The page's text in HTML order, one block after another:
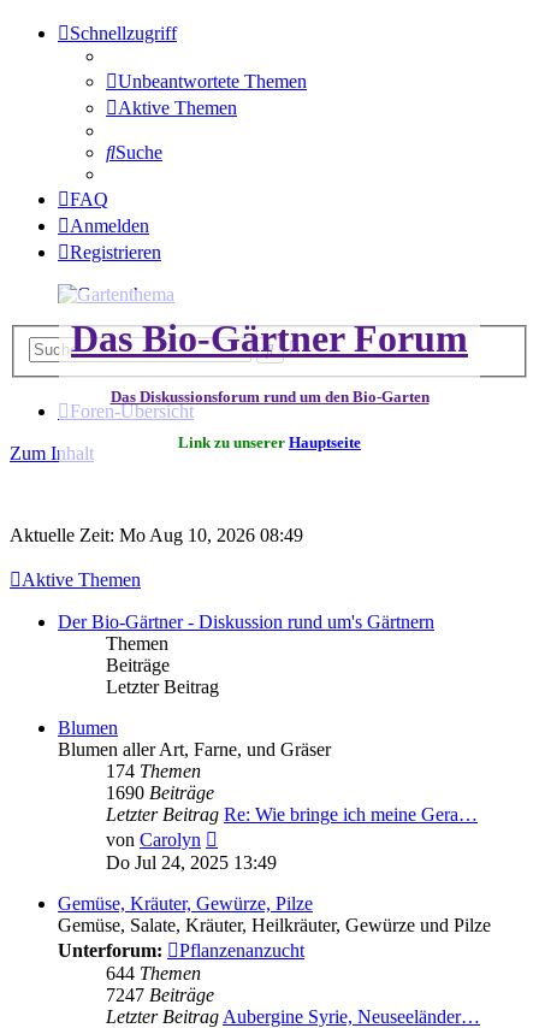
Schnellzugriff
Unbeantwortete Themen
Aktive Themen
Suche
FAQ
Anmelden
Registrieren
Das Bio-Gärtner Forum
Das Diskussionsforum rund um den Bio-Garten
Link zu unserer Hauptseite
SucheErweiterte
Foren-Übersicht
Zum Inhalt
Aktuelle Zeit: Mo Aug 10, 2026 08:49
Aktive Themen
Der Bio-Gärtner - Diskussion rund um's Gärtnern
Themen
Beiträge
Letzter Beitrag
Blumen
Blumen aller Art, Farne, und Gräser
174 Themen
1690 Beiträge
Letzter Beitrag Re: Wie bringe ich meine Gera…
von Carolyn
Beitrag
Do Jul 24, 2025 13:49
Gemüse, Kräuter, Gewürze, Pilze
Gemüse, Salate, Kräuter, Heilkräuter, Gewürze und Pilze
Unterforum:
Pflanzenanzucht
644 Themen
7247 Beiträge
Letzter Beitrag Aubergine Syrie, Neuseeländer…